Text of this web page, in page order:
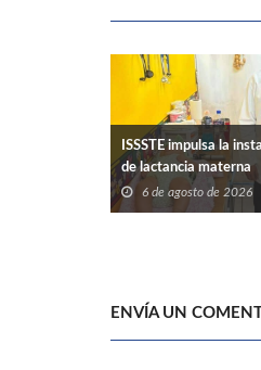
ISSSTE impulsa la
de lactancia materna
6 de agosto de 2026
ENVÍA UN